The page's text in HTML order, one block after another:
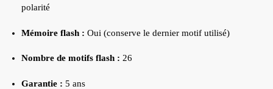
polarité
Mémoire flash : Oui (conserve le dernier motif utilisé)
Nombre de motifs flash : 26
Garantie : 5 ans